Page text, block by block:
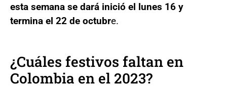
esta semana se dará inició el lunes 16 y
termina el 22 de octubre.
¿Cuáles festivos faltan en
Colombia en el 2023?